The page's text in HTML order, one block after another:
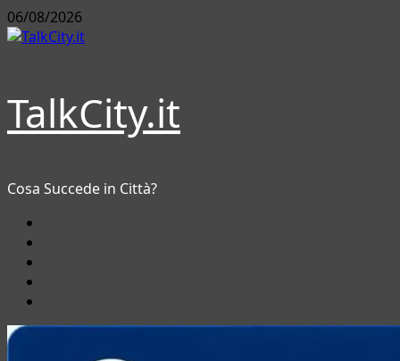
Vai
al
06/08/2026
TalkCity.it
Cosa Succede in Città?